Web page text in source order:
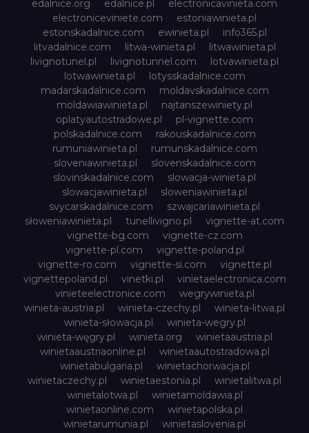
edalnice.org
edalnice.pl
electronicavinieta.com
electroniceviniete.com
estoniawinieta.pl
estonskadalnice.com
ewinieta.pl
info365.pl
litvadalnice.com
litwa-winieta.pl
litwawinieta.pl
livignotunel.pl
livignotunnel.com
lotvawinieta.pl
lotwawinieta.pl
lotysskadalnice.com
madarskadalnice.com
moldavskadalnice.com
moldawiawinieta.pl
najtanszewiniety.pl
oplatyautostradowe.pl
pl-vignette.com
polskadalnice.com
rakouskadalnice.com
rumuniawinieta.pl
rumunskadalnice.com
sloveniawinieta.pl
slovenskadalnice.com
slovinskadalnice.com
slowacja-winieta.pl
slowacjawinieta.pl
sloweniawinieta.pl
svycarskadalnice.com
szwajcariawinieta.pl
słoweniawinieta.pl
tunellivigno.pl
vignette-at.com
vignette-bg.com
vignette-cz.com
vignette-pl.com
vignette-poland.pl
vignette-ro.com
vignette-si.com
vignette.pl
vignettepoland.pl
vinetki.pl
vinietaelectronica.com
vinieteelectronice.com
wegrywinieta.pl
winieta-austria.pl
winieta-czechy.pl
winieta-litwa.pl
winieta-słowacja.pl
winieta-wegry.pl
winieta-węgry.pl
winieta.org
winietaaustria.pl
winietaaustriaonline.pl
winietaautostradowa.pl
winietabulgaria.pl
winietachorwacja.pl
winietaczechy.pl
winietaestonia.pl
winietalitwa.pl
winietalotwa.pl
winietamoldawia.pl
winietaonline.com
winietapolska.pl
winietarumunia.pl
winietaslovenia.pl